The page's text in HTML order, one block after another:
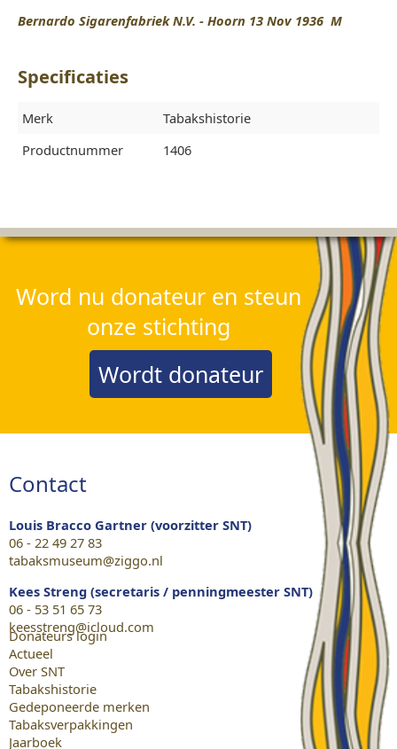
Bernardo Sigarenfabriek N.V. - Hoorn 13 Nov 1936 M
Specificaties
Merk
Tabakshistorie
Productnummer
1406
Word nu donateur en steun
onze stichting
Wordt donateur
Contact
Louis Bracco Gartner (voorzitter SNT)
06 - 22 49 27 83
tabaksmuseum@ziggo.nl
Kees Streng (secretaris / penningmeester SNT)
06 - 53 51 65 73
keesstreng@icloud.com
Donateurs login
Actueel
Over SNT
Tabakshistorie
Gedeponeerde merken
Tabaksverpakkingen
Jaarboek